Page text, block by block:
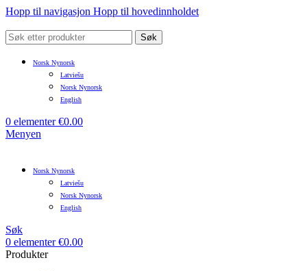
Hopp til navigasjon Hopp til hovedinnholdet
Søk
Norsk Nynorsk
Latviešu
Norsk Nynorsk
English
0 elementer €0.00
Menyen
Norsk Nynorsk
Latviešu
Norsk Nynorsk
English
Søk
0 elementer €0.00
Produkter